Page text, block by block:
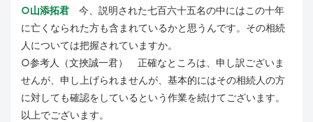
○山添拓君 今、説明された七百六十五名の中にはこの十年
に亡くなられた方も含まれているかと思うんです。その相続
人については把握されていますか。
○参考人（文挾誠一君） 正確なところは、申し訳ございま
せんが、申し上げられませんが、基本的にはその相続人の方
に対しても確認をしているという作業を続けてございます。
以上でございます。